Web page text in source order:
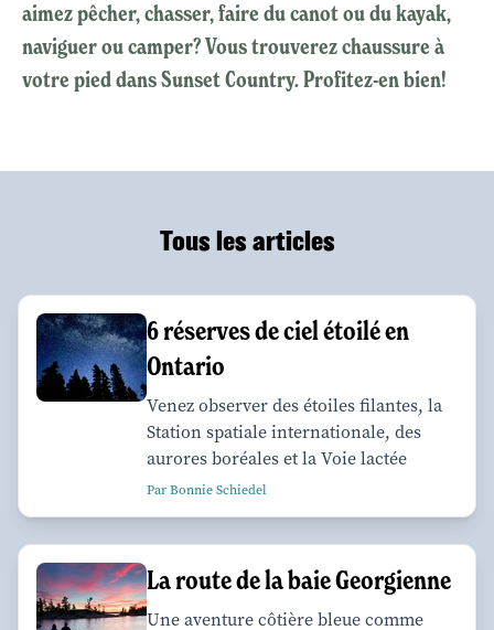
aimez pêcher, chasser, faire du canot ou du kayak,
naviguer ou camper? Vous trouverez chaussure à
votre pied dans Sunset Country. Profitez-en bien!
Tous les articles
6 réserves de ciel étoilé en
Ontario
Venez observer des étoiles filantes, la
Station spatiale internationale, des
aurores boréales et la Voie lactée
Par Bonnie Schiedel
La route de la baie Georgienne
Une aventure côtière bleue comme